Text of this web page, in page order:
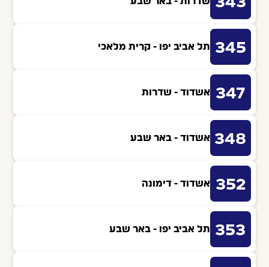
345 תל אביב יפו - קרית מלאכי
347 אשדוד - שדרות
348 אשדוד - באר שבע
352 אשדוד - דימונה
353 תל אביב יפו - באר שבע